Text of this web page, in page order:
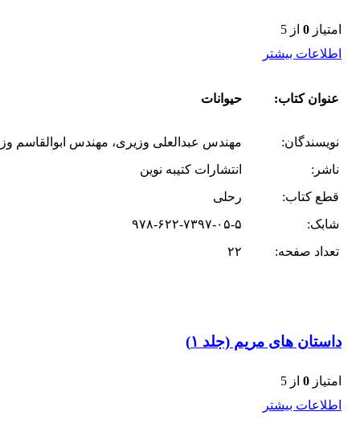
امتیاز 0 از 5
اطلاعات بیشتر
عنوان کتاب: حیوانات
نویسندگان:
مهندس عبدالعلی وزیری، مهندس ابوالقاسم
ناشر:
انتشارات کتیبه نوین
قطع کتاب:
رحلی
شابک:
۹۷۸-۶۲۲-۷۳۹۷-۰۵-۵
تعداد صفحه:
۲۲
داستان های مریم (جلد ۱)
امتیاز 0 از 5
اطلاعات بیشتر